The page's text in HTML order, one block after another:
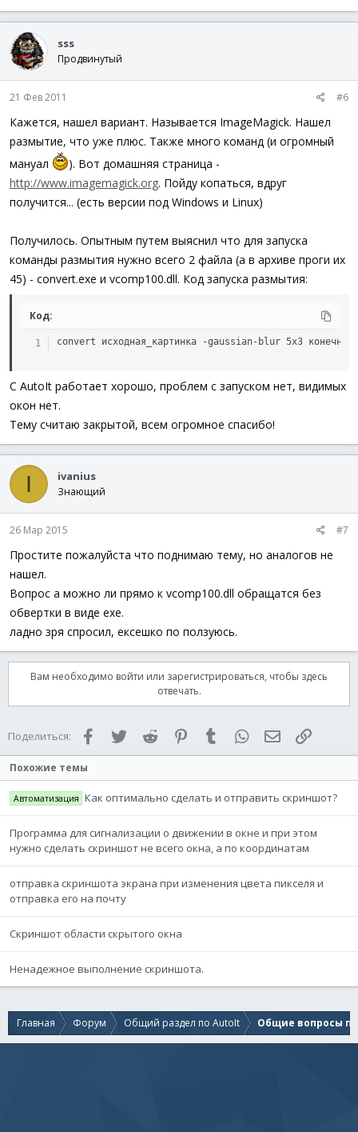
sss
Продвинутый
21 Фев 2011 #6
Кажется, нашел вариант. Называется ImageMagick. Нашел
размытие, что уже плюс. Также много команд (и огромный
мануал
). Вот домашняя страница -
http://www.imagemagick.org. Пойду копаться, вдруг
получится... (есть версии под Windows и Linux)
Получилось. Опытным путем выяснил что для запуска
команды размытия нужно всего 2 файла (а в архиве проги их
45) - convert.exe и vcomp100.dll. Код запуска размытия:
Код:
convert исходная_картинка -gaussian-blur 5x3
С AutoIt работает хорошо, проблем с запуском нет, видимых
окон нет.
Тему считаю закрытой, всем огромное спасибо!
I ivanius
Знающий
26 Мар 2015 #7
Простите пожалуйста что поднимаю тему, но аналогов не
нашел.
Вопрос а можно ли прямо к vcomp100.dll обращатся без
обвертки в виде exe.
ладно зря спросил, ексешко по ползуюсь.
Вам необходимо войти или зарегистрироваться, чтобы здесь
отвечать.
Поделиться: FacebookTwitter Reddit PinterestTumblr WhatsAppЭлектронная
Похожие темы
Автоматизация Как оптимально сделать и отправить скриншот?
Программа для сигнализации о движении в окне и при этом
нужно сделать скриншот не всего окна, а по координатам
отправка скриншота экрана при изменения цвета пикселя и
отправка его на почту
Скриншот области скрытого окна
Ненадежное выполнение скриншота.
Главная Форум Общий раздел по AutoIt Общие вопросы